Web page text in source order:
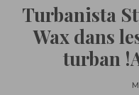
Turbanista
Wax dans
turban